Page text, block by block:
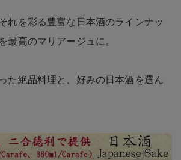
れを彩る豊富な日本酒のラインナッ
最高のマリアージュに。
た絶品料理と、好みの日本酒を選ん